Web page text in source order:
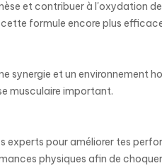
et contribuer à l'oxydation
formule encore plus
synergie et un
musculaire important.
pour améliorer tes
physiques afin de